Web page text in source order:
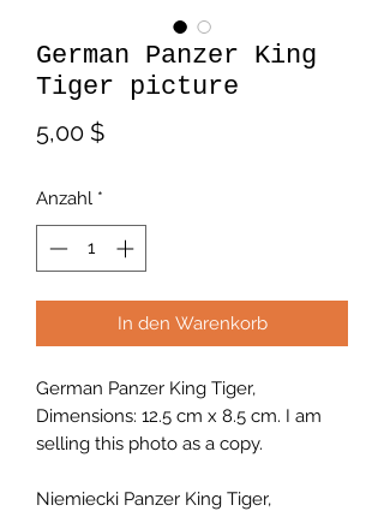
German Panzer King
Tiger picture
5,00 $Preis
Anzahl *
In den Warenkorb
German Panzer King Tiger,
Dimensions: 12.5 cm x 8.5 cm. I am
selling this photo as a copy.
Niemiecki Panzer King Tiger,